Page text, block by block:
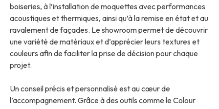
boiseries, à l’installation de moquettes avec performances
acoustiques et thermiques, ainsi qu’à la remise en état et au
ravalement de façades. Le showroom permet de découvrir
une variété de matériaux et d’apprécier leurs textures et
couleurs afin de faciliter la prise de décision pour chaque
projet.
Un conseil précis et personnalisé est au cœur de
l’accompagnement. Grâce à des outils comme le Colour